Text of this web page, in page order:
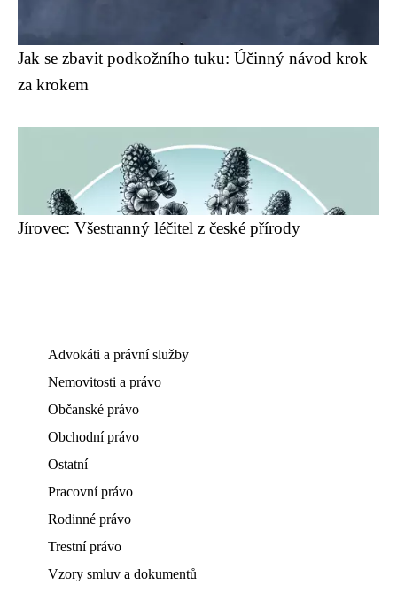
Jak se zbavit podkožního tuku: Účinný návod krok
za krokem
Jírovec: Všestranný léčitel z české přírody
Advokáti a právní služby
Nemovitosti a právo
Občanské právo
Obchodní právo
Ostatní
Pracovní právo
Rodinné právo
Trestní právo
Vzory smluv a dokumentů